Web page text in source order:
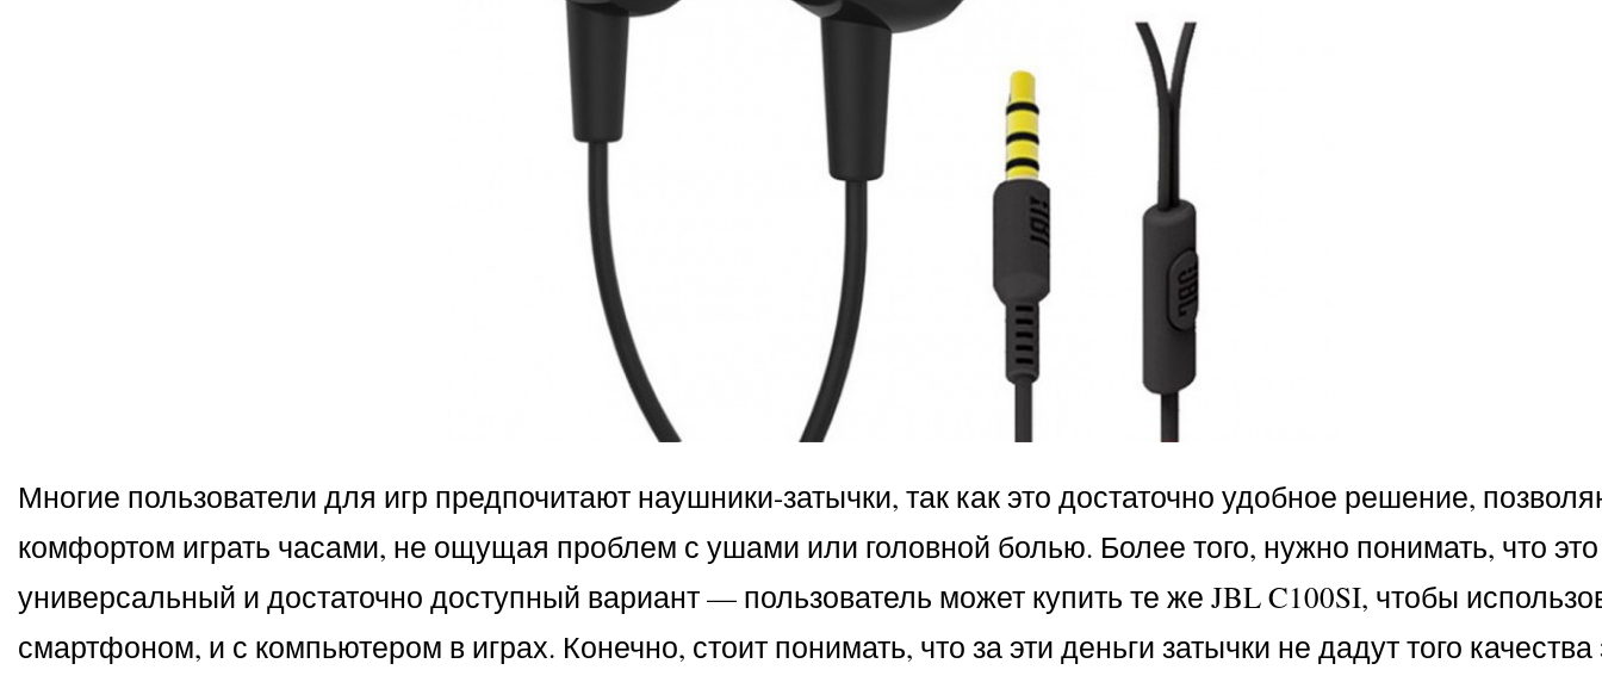
Многие пользователи для игр предпочитают наушники-затычки, так как это достаточно удобное решение,
комфортом играть часами, не ощущая проблем с ушами или головной болью. Более того, нужно понимать, что это
универсальный и достаточно доступный вариант — пользователь может купить те же JBL C100SI, чтобы
смартфоном, и с компьютером в играх. Конечно, стоит понимать, что за эти деньги затычки не дадут того качества